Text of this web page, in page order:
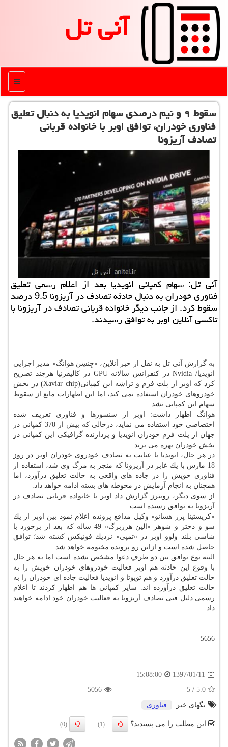
آنی تل
منو
سقوط ۹ و نیم درصدی سهام انویدیا به دنبال تعلیق
فناوری خودران، توافق اوبر با خانواده قربانی
تصادف آریزونا
آنی تل: سهام كمپانی انویدیا بعد از اعلام رسمی تعلیق
فناوری خودران به دنبال حادثه تصادف در آریزونا 9.5 درصد
سقوط كرد. از جانب دیگر خانواده قربانی تصادف در آریزونا با
تاكسی آنلاین اوبر به توافق رسیدند.
به گزارش آنی تل به نقل از خبر آنلاین، «جِنسِن هوانگ» مدیر اجرایی
انویدیا/ Nvidia در كنفرانس سالانه GPU در كالیفرنیا هرچند تصریح
كرد كه اوبر از پلت فرم و تراشه این كمپانی(Xaviar chip) در بخش
خودروهای خودران استفاده نمی كند، اما این اظهارات مانع از سقوط
سهام این كمپانی نشد.
هوانگ اظهار داشت: اوبر از سنسورها و فناوری تعریف شده
اختصاصی خود استفاده می نماید، درحالی كه بیش از 370 كمپانی در
جهان از پلت فرم خودران انویدیا و پردازنده گرافیكی این كمپانی در
بخش خودران بهره می برند.
در هر حال، انویدیا با عنایت به تصادف خودروی خودران اوبر در روز
18 مارس با یك عابر در آریزونا كه منجر به مرگ وی شد، استفاده از
فناوری خویش را در جاده های واقعی به حالت تعلیق درآورد، اما
همچنان به انجام آزمایش در محوطه های بسته ادامه خواهد داد.
از سوی دیگر، رویترز گزارش داد اوبر با خانواده قربانی تصادف در
آریزونا به توافق رسیده است.
«كریستینا پرز هسانو» وكیل مدافع پرونده اعلام نمود بین اوبر از یك
سو و دختر و شوهر «الین هرزبرگ» 49 ساله كه بعد از برخورد با
شاسی بلند ولوو اوبر در «تمپی» نزدیك فونیكس كشته شد؛ توافق
حاصل شده است و ازاین رو پرونده مختومه خواهد شد.
البته نوع توافق بین دو طرفِ دعوا مشخص نشده است اما به هر حال
با وقوع این حادثه هم اوبر فعالیت خودروهای خودران خویش را به
حالت تعلیق درآورد و هم تویوتا و انویدیا فعالیت جاده ای خودران را به
حالت تعلیق درآورده اند. سایر كمپانی ها هم اظهار كردند تا اعلام
رسمی دلیل فنی تصادف آریزونا به فعالیت خودران خود ادامه خواهند
داد.
5656
1397/01/11
15:08:00
5.0
/
5
5056
تگهای خبر:
فناوری
این مطلب را می پسندید؟ (1)
(0)